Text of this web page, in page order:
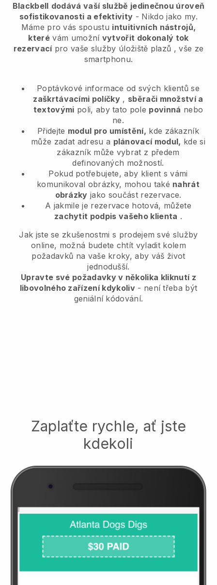
Blackbell dodává vaší službě jedinečnou úroveň
sofistikovanosti a efektivity - Nikdo jako my.
Máme pro vás spoustu intuitivních nástrojů,
které vám umožní vytvořit dokonalý tok
rezervací pro vaše služby úložiště plazů , vše ze
smartphonu.
Poptávkové informace od svých klientů se
zaškrtávacími políčky , sběrači množství a
textovými poli, aby tato pole povinná nebo
ne.
Přidejte modul pro umístění, kde zákazník
může zadat adresu a plánovací modul, kde si
zákazník může vybrat z předem
definovaných možností.
Pokud potřebujete, aby klient s vámi
komunikoval obrázky, mohou také nahrát
obrázky jako součást rezervace.
A jakmile je rezervace hotová, můžete
zachytit podpis vašeho klienta .
Jak jste se zkušenostmi s prodejem své služby
online, možná budete chtít vyladit kolem
požadavků na vaše kroky, aby váš život
jednodušší.
Upravte své požadavky v několika kliknutí z
libovolného zařízení kdykoliv- není třeba být
geniální kódování.
Zaplaťte rychle, ať jste
kdekoli